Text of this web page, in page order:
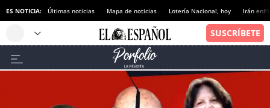
ES NOTICIA: Últimas noticias Mapa de noticias Lotería Nacional, hoy Irán